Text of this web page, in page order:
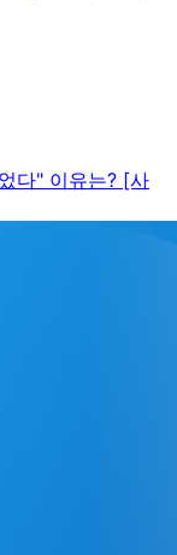
다" 이유는? [사